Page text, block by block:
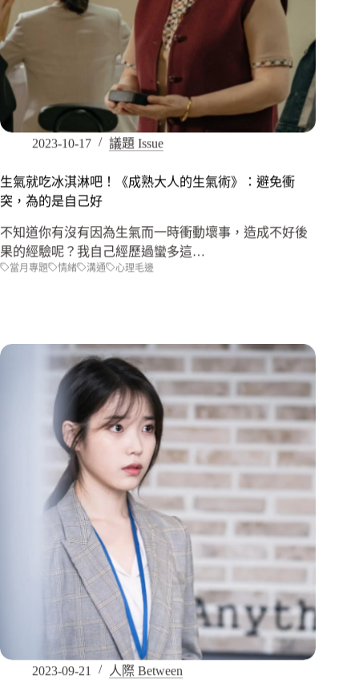
2023-10-17 議題 Issue
生氣就吃冰淇淋吧！《成熟大人的生氣術》：避免衝
突，為的是自己好
不知道你有沒有因為生氣而一時衝動壞事，造成不好後
果的經驗呢？我自己經歷過蠻多這…
當月專題 情緒 溝通 心理毛邊
2023-09-21 人際 Between